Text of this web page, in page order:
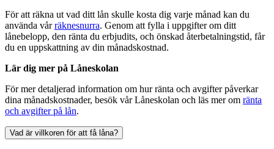
För att räkna ut vad ditt lån skulle kosta dig varje månad kan du
använda vårräknesnurra. Genom att fylla i uppgifter om ditt
lånebelopp, den ränta du erbjudits, och önskad återbetalningstid, får
du en uppskattning av din månadskostnad.
Lär dig mer på Låneskolan
För mer detaljerad information om hur ränta och avgifter påverkar
dina månadskostnader, besök vår Låneskolan och läs mer om ränta
och avgifter på lån.
Vad är villkoren för att få låna?